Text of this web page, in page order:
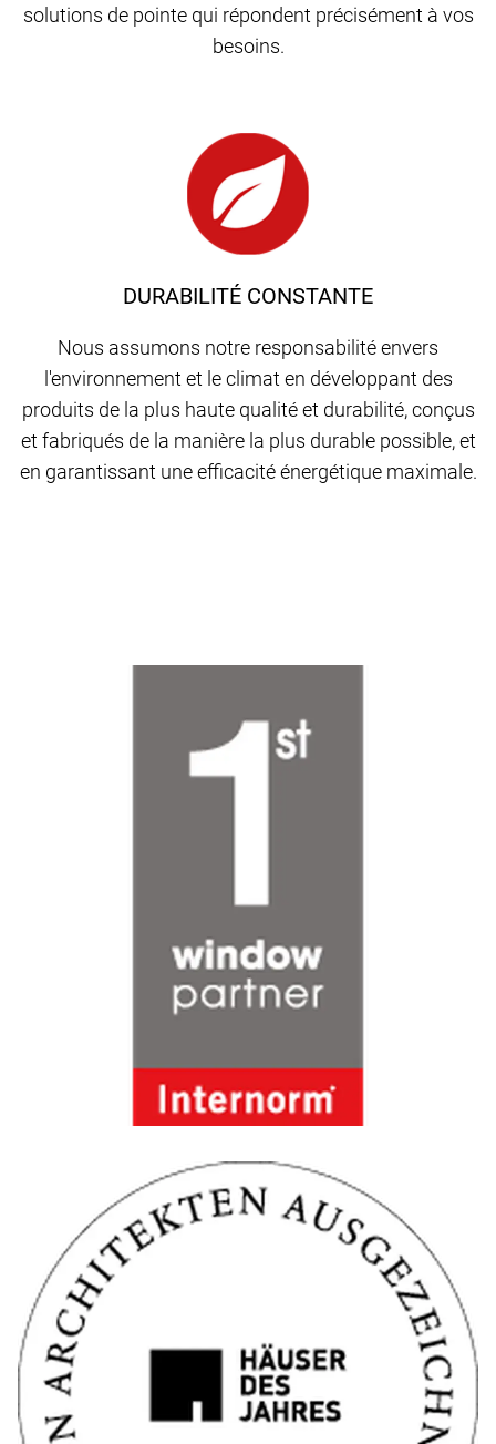
DURABILITÉ CONSTANTE
Nous assumons notre responsabilité envers
l'environnement et le climat en développant des
produits de la plus haute qualité et durabilité, conçus
et fabriqués de la manière la plus durable possible, et
en garantissant une efficacité énergétique maximale.
solutions de pointe qui répondent précisément à vos
besoins.